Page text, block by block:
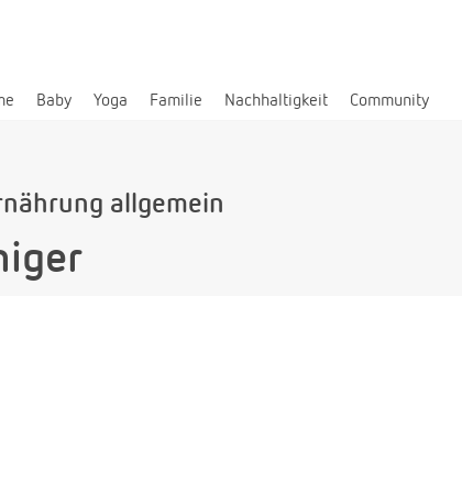
Baby Yoga Familie Nachhaltigkeit Community
allgemein